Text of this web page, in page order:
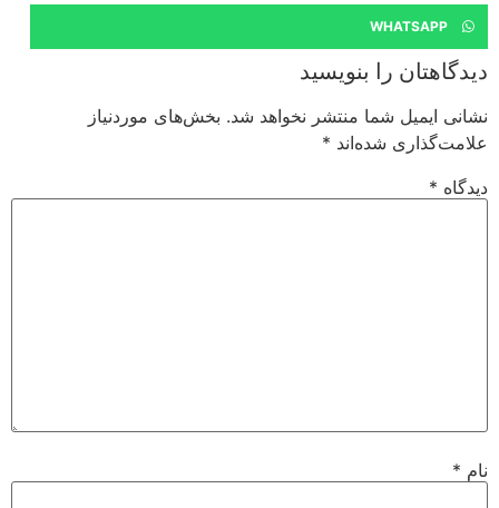
WHATSAPP
دیدگاهتان را بنویسید
نشانی ایمیل شما منتشر نخواهد شد. بخش‌های موردنیاز
علامت‌گذاری شده‌اند*
دیدگاه*
نام*